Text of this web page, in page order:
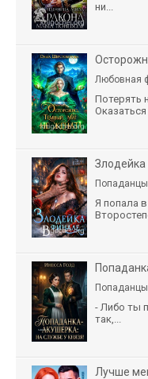
ни...
Любовная
Потерять
Оказаться
Я попала
- Либо ты
так,...
Лучше